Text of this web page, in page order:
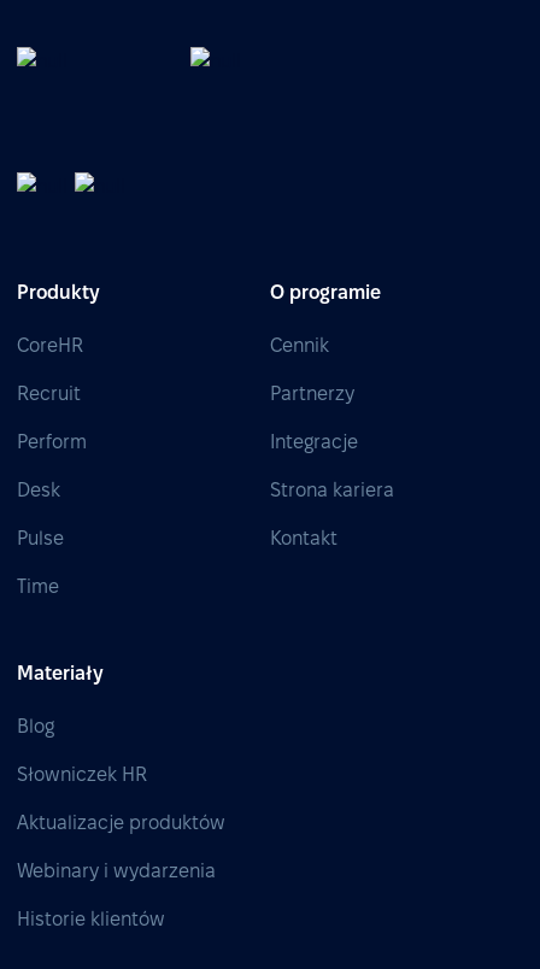
Produkty
CoreHR
Recruit
Perform
Desk
Pulse
Time
O programie
Cennik
Partnerzy
Integracje
Strona kariera
Kontakt
Materiały
Blog
Słowniczek HR
Aktualizacje produktów
Webinary i wydarzenia
Historie klientów